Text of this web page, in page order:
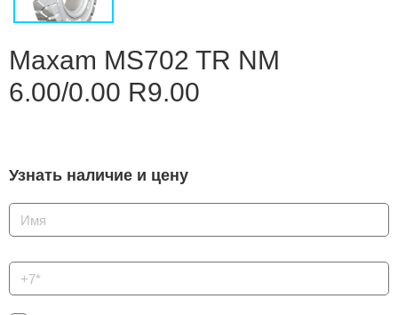
Сравнение
Maxam MS702 TR NM
6.00/0.00 R9.00
Узнать наличие и цену